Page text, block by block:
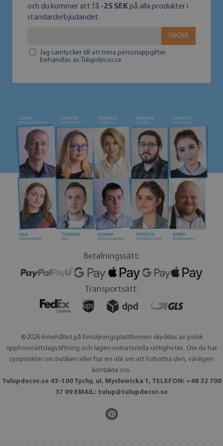
och du kommer att få -25 SEKpå alla produkter i
standarderbjudandet.
SKICKA
Jag samtycker till att mina personuppgifter
behandlas av Tulupdecor.se
Betalningssätt:
Transportsätt:
©2026 Innehållet på försäljningsplattformen skyddas av polsk
upphovsrättslagstiftning och lagen immateriella rättigheter.. Om du har
synpunkter om butiken eller har en idé om att förbättra den, vänligen
kontakta oss.
Tulupdecor.se 43-100 Tychy, ul. Mysłowicka 1, TELEFON: +48 32 700
37 99 EMAIL: tulup@tulupdecor.se